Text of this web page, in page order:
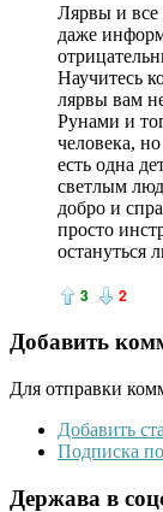
Лярвы и все
даже
Научитесь
лярвы вам
Рунами и
человека,
есть одна
светлым
добро и
просто
остануться
3 2
Добавить
Для отправки
Добавить
Подписка
Держава в